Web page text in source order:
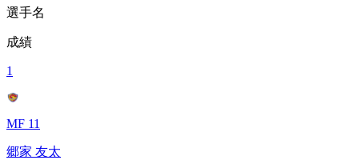
選手名
成績
1
MF 11
郷家 友太